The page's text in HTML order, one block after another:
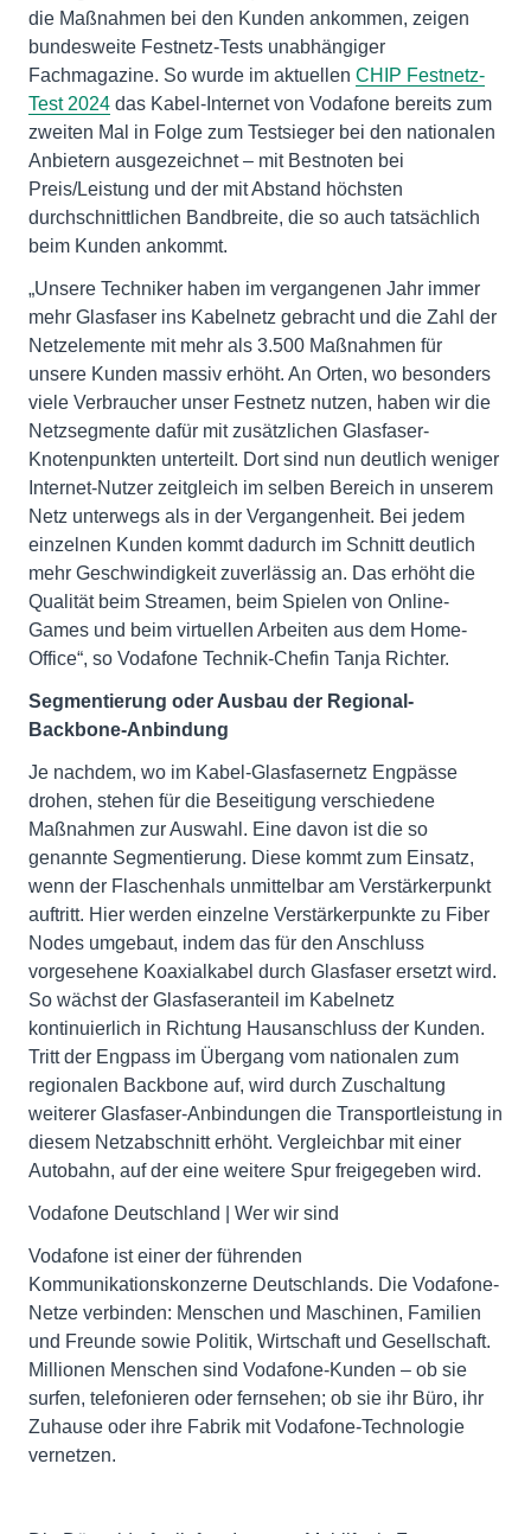
die Maßnahmen bei den Kunden ankommen, zeigen
bundesweite Festnetz-Tests unabhängiger
Fachmagazine. So wurde im aktuellen CHIP Festnetz-
Test 2024 das Kabel-Internet von Vodafone bereits zum
zweiten Mal in Folge zum Testsieger bei den nationalen
Anbietern ausgezeichnet – mit Bestnoten bei
Preis/Leistung und der mit Abstand höchsten
durchschnittlichen Bandbreite, die so auch tatsächlich
beim Kunden ankommt.
„Unsere Techniker haben im vergangenen Jahr immer
mehr Glasfaser ins Kabelnetz gebracht und die Zahl der
Netzelemente mit mehr als 3.500 Maßnahmen für
unsere Kunden massiv erhöht. An Orten, wo besonders
viele Verbraucher unser Festnetz nutzen, haben wir die
Netzsegmente dafür mit zusätzlichen Glasfaser-
Knotenpunkten unterteilt. Dort sind nun deutlich weniger
Internet-Nutzer zeitgleich im selben Bereich in unserem
Netz unterwegs als in der Vergangenheit. Bei jedem
einzelnen Kunden kommt dadurch im Schnitt deutlich
mehr Geschwindigkeit zuverlässig an. Das erhöht die
Qualität beim Streamen, beim Spielen von Online-
Games und beim virtuellen Arbeiten aus dem Home-
Office“, so Vodafone Technik-Chefin Tanja Richter.
Segmentierung oder Ausbau der Regional-
Backbone-Anbindung
Je nachdem, wo im Kabel-Glasfasernetz Engpässe
drohen, stehen für die Beseitigung verschiedene
Maßnahmen zur Auswahl. Eine davon ist die so
genannte Segmentierung. Diese kommt zum Einsatz,
wenn der Flaschenhals unmittelbar am Verstärkerpunkt
auftritt. Hier werden einzelne Verstärkerpunkte zu Fiber
Nodes umgebaut, indem das für den Anschluss
vorgesehene Koaxialkabel durch Glasfaser ersetzt wird.
So wächst der Glasfaseranteil im Kabelnetz
kontinuierlich in Richtung Hausanschluss der Kunden.
Tritt der Engpass im Übergang vom nationalen zum
regionalen Backbone auf, wird durch Zuschaltung
weiterer Glasfaser-Anbindungen die Transportleistung in
diesem Netzabschnitt erhöht. Vergleichbar mit einer
Autobahn, auf der eine weitere Spur freigegeben wird.
Vodafone Deutschland | Wer wir sind
Vodafone ist einer der führenden
Kommunikationskonzerne Deutschlands. Die Vodafone-
Netze verbinden: Menschen und Maschinen, Familien
und Freunde sowie Politik, Wirtschaft und Gesellschaft.
Millionen Menschen sind Vodafone-Kunden – ob sie
surfen, telefonieren oder fernsehen; ob sie ihr Büro, ihr
Zuhause oder ihre Fabrik mit Vodafone-Technologie
vernetzen.